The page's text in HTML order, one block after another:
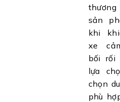
thương
sản
khi
xe
bối rối
lựa
chọn
phù